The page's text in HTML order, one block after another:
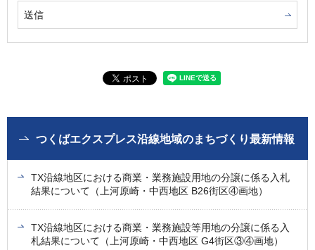
つくばエクスプレス沿線地域のまちづくり最新情報
TX沿線地区における商業・業務施設用地の分譲に係る入札
結果について（上河原崎・中西地区 B26街区④画地）
TX沿線地区における商業・業務施設等用地の分譲に係る入
札結果について（上河原崎・中西地区 G4街区③④画地）